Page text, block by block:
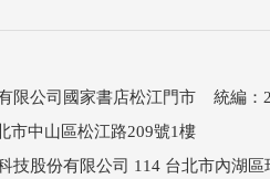
限公司國家書店松江門市 統編：
市中山區松江路209號1樓
技股份有限公司 114 台北市內湖區